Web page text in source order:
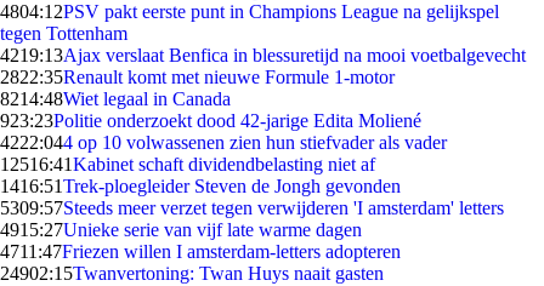
4804:12PSV pakt eerste punt in Champions League na gelijkspel
tegen Tottenham
4219:13Ajax verslaat Benfica in blessuretijd na mooi voetbalgevecht
2822:35Renault komt met nieuwe Formule 1-motor
8214:48Wiet legaal in Canada
923:23Politie onderzoekt dood 42-jarige Edita Moliené
4222:044 op 10 volwassenen zien hun stiefvader als vader
12516:41Kabinet schaft dividendbelasting niet af
1416:51Trek-ploegleider Steven de Jongh gevonden
5309:57Steeds meer verzet tegen verwijderen 'I amsterdam' letters
4915:27Unieke serie van vijf late warme dagen
4711:47Friezen willen I amsterdam-letters adopteren
24902:15Twanvertoning: Twan Huys naait gasten